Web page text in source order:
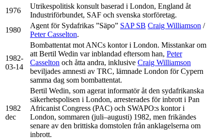
1976
Utrikespolitisk konsult baserad i London, England åt
Industriförbundet, SAF och svenska storföretag.
1980
Agent för Sydafrikas ”Säpo” SAP SB Craig Williamson /
Peter Casselton.
1982-
03-14
Bombattentat mot ANCs kontor i London. Misstankar om
att Bertil Wedin var inblandad eftersom han, Peter
Casselton och åtta andra, inklusive Craig Williamson
beviljades amnesti av TRC, lämnade London för Cypern
samma dag som bombattentat.
1982
dec
Bertil Wedin, som agerat informatör åt den sydafrikanska
säkerhetspolisen i London, arresterades för inbrott i Pan
Africanist Congress (PAC) och SWAPO:s kontor i
London, sommaren (juli–augusti) 1982, men frikändes
senare av den brittiska domstolen från anklagelserna om
inbrott.